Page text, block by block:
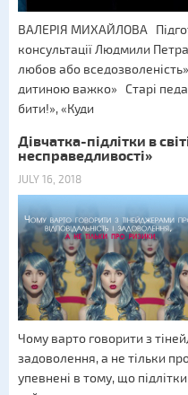
ВАЛЕРІЯ МИХАЙЛОВА
консультації Людмили
любов або
дитиною важко» Старі
бити!», «Куди
Дівчатка-підлітки в
несправедливості»
JULY 16, 2018
Чому варто говорити з
задоволення, а не тільки
упевнені в тому, що